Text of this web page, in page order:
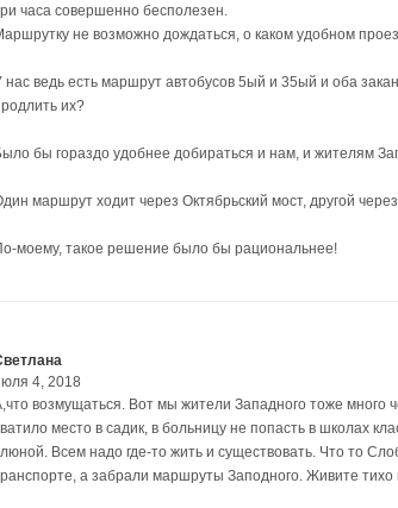
часа совершенно бесполезен.
не возможно дождаться, о каком удобном
нас ведь есть маршрут автобусов 5ый и 35ый и оба
их?
бы гораздо удобнее добираться и нам, и жителям
маршрут ходит через Октябрьский мост, другой
моему, такое решение было бы рациональнее!
4, 2018
возмущаться. Вот мы жители Западного тоже много
место в садик, в больницу не попасть в школах
Всем надо где-то жить и существовать. Что то
а забрали маршруты Заподного. Живите тихо